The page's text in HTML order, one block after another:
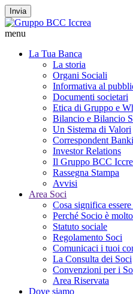
Invia
menu
La Tua Banca
La storia
Organi Sociali
Informativa al
Documenti societari
Etica di Gruppo e
Bilancio e Bilancio
Un Sistema di Valori
Correspondent
Investor Relations
Il Gruppo BCC
Rassegna Stampa
Avvisi
Area Soci
Cosa significa
Perché Socio è
Statuto sociale
Regolamento Soci
Comunicaci i tuoi
La Consulta dei Soci
Convenzioni per i
Area Riservata
Dove siamo